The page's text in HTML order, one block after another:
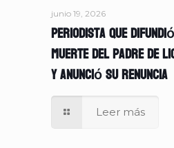
junio 19, 2026
Periodista que
muerte del padre de
y anunció su renuncia
Leer más